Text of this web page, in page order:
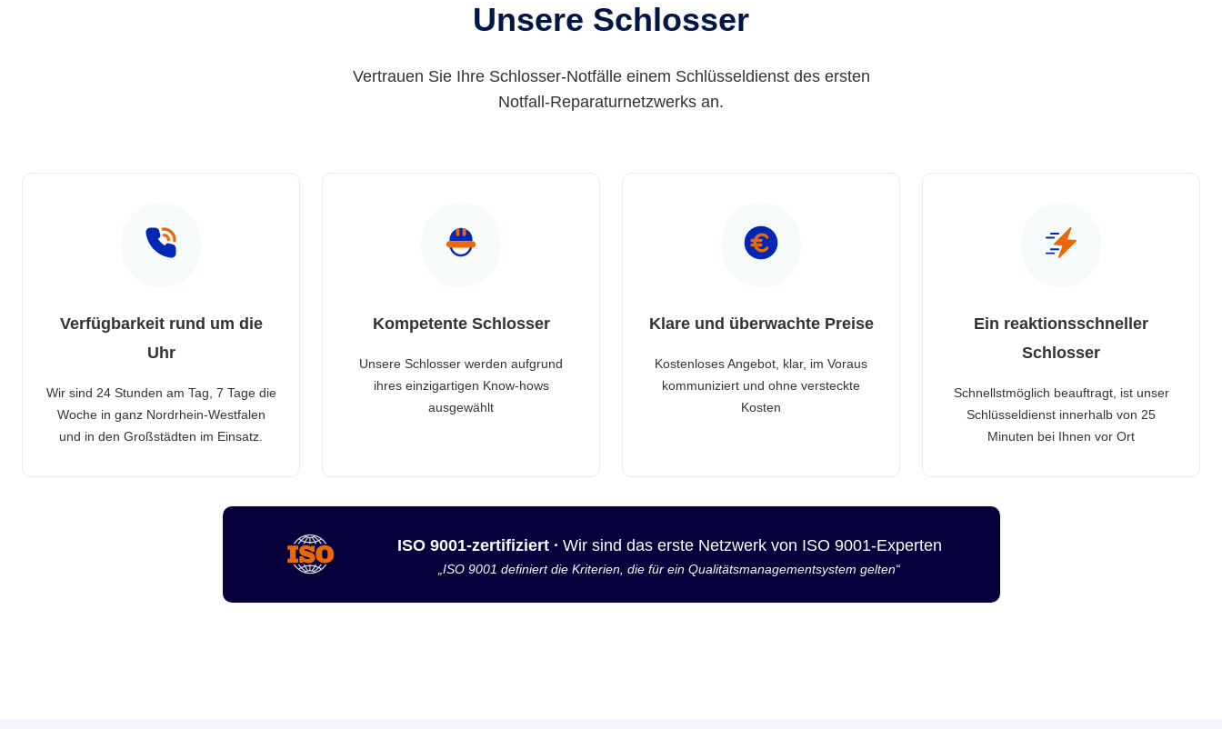
Unsere Schlosser
Vertrauen Sie Ihre Schlosser-Notfälle einem Schlüsseldienst des ersten
Notfall-Reparaturnetzwerks an.
Verfügbarkeit rund um die
Uhr
Wir sind 24 Stunden am Tag, 7 Tage die
Woche in ganz Nordrhein-Westfalen
und in den Großstädten im Einsatz.
Kompetente Schlosser
Unsere Schlosser werden aufgrund
ihres einzigartigen Know-hows
ausgewählt
Klare und überwachte Preise
Kostenloses Angebot, klar, im Voraus
kommuniziert und ohne versteckte
Kosten
Ein reaktionsschneller
Schlosser
Schnellstmöglich beauftragt, ist unser
Schlüsseldienst innerhalb von 25
Minuten bei Ihnen vor Ort
ISO 9001-zertifiziert · Wir sind das erste Netzwerk von ISO 9001-Experten
„ISO 9001 definiert die Kriterien, die für ein Qualitätsmanagementsystem gelten“